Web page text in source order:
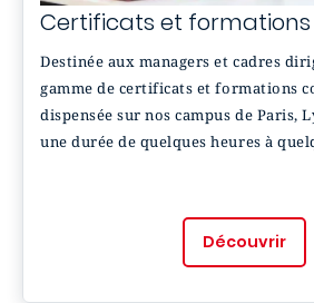
Certificats et
Destinée aux managers et cadres
gamme de certificats et formations
dispensée sur nos campus de Paris,
une durée de quelques heures à
Découvrir